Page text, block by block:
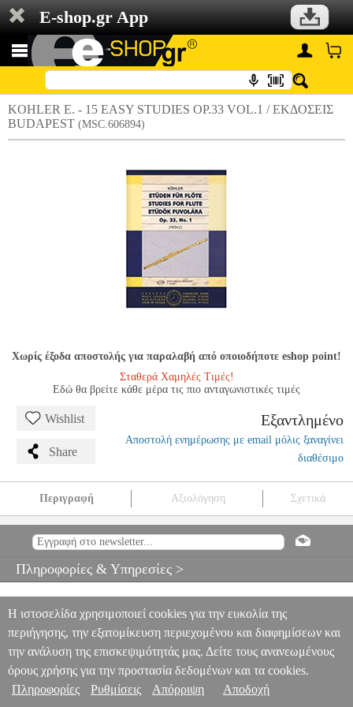
E-shop.gr App
KOHLER E. - 15 EASY STUDIES OP.33 VOL.1 / ΕΚΔΟΣΕΙΣ
BUDAPEST (MSC.606894)
Χωρίς έξοδα αποστολής για παραλαβή από οποιοδήποτε eshop point!
Σταθερά Χαμηλές Τιμές!
Εδώ θα βρείτε κάθε μέρα τις πιο ανταγωνιστικές τιμές
Wishlist
Share
Εξαντλημένο
Αποστολή ενημέρωσης με email μόλις ξαναγίνει
διαθέσιμο
Περιγραφή Αξιολόγηση Σχετικά
BUDAPEST MSC.606894 MSC.606894
BUDAPEST
STUDIES OP.33 VOL.1 / ΕΚΔΟΣΕΙΣ BUDAPEST
Πληροφορίες & Υπηρεσίες >
Η ιστοσελίδα χρησιμοποιεί cookies για την ευκολία της
περιήγησης, την εξατομίκευση περιεχομένου και διαφημίσεων και
την ανάλυση της επισκεψιμότητάς μας. Δείτε τους ανανεωμένους
όρους χρήσης για την προστασία δεδομένων και τα cookies.
Πληροφορίες
Ρυθμίσεις Απόρριψη Αποδοχή